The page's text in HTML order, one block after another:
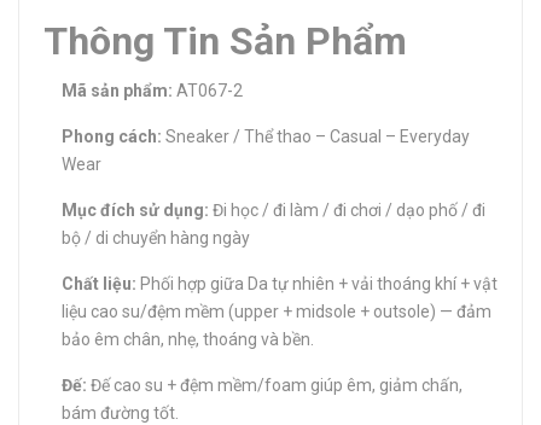
Thông Tin Sản Phẩm
Mã sản phẩm: AT067-2
Phong cách: Sneaker / Thể thao – Casual – Everyday
Wear
Mục đích sử dụng: Đi học / đi làm / đi chơi / dạo phố / đi
bộ / di chuyển hàng ngày
Chất liệu: Phối hợp giữa Da tự nhiên + vải thoáng khí + vật
liệu cao su/đệm mềm (upper + midsole + outsole) — đảm
bảo êm chân, nhẹ, thoáng và bền.
Đế: Đế cao su + đệm mềm/foam giúp êm, giảm chấn,
bám đường tốt.